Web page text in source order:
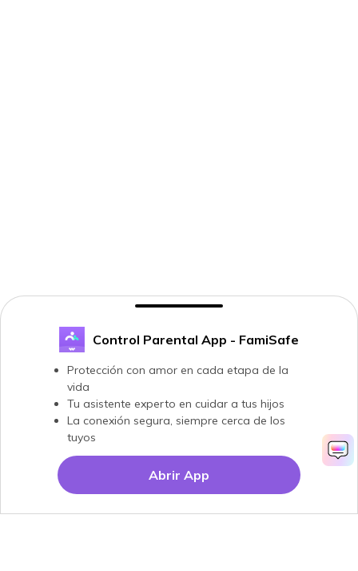
Control Parental App - FamiSafe
Protección con amor en cada etapa de la
vida
Tu asistente experto en cuidar a tus hijos
La conexión segura, siempre cerca de los
tuyos
Abrir App